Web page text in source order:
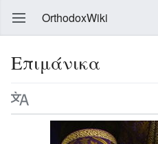
OrthodoxWiki
Επιμάνικα